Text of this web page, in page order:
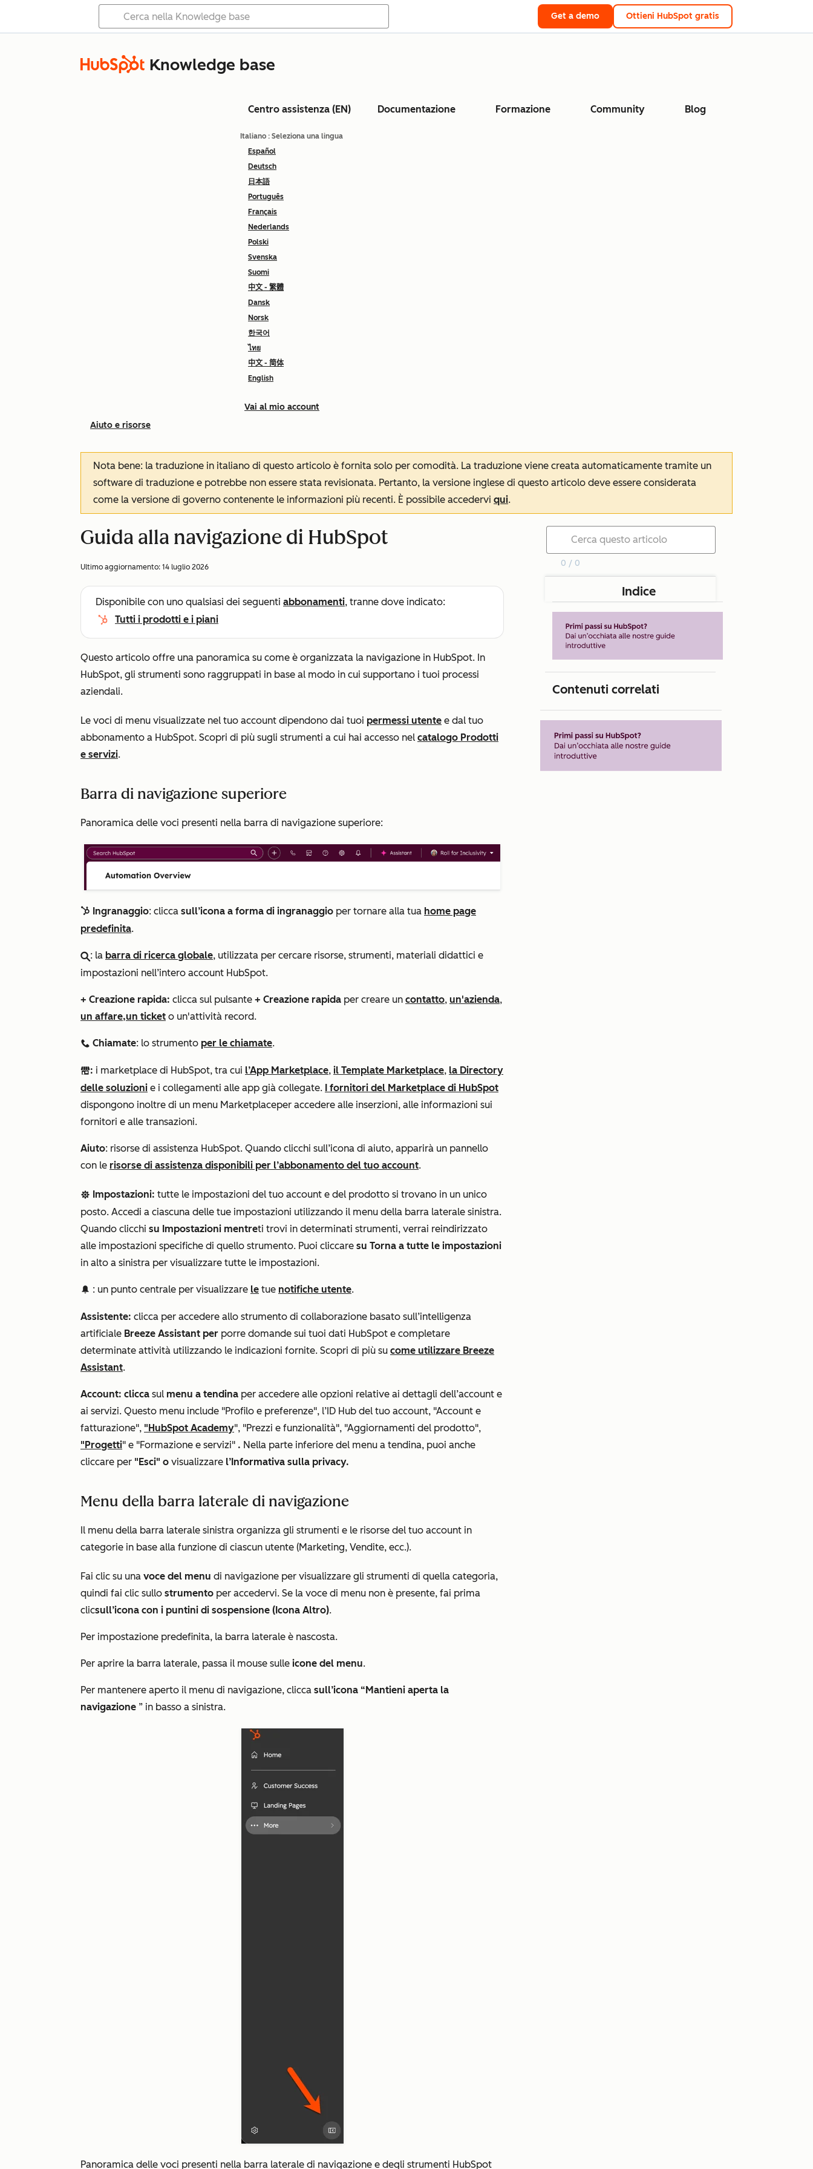
Get a demo Ottieni HubSpot gratis
Knowledge base
Centro assistenza (EN) Documentazione Formazione Community Blog
Italiano : Seleziona una lingua
Español
Deutsch
日本語
Português
Français
Nederlands
Polski
Svenska
Suomi
中文 - 繁體
Dansk
Norsk
한국어
ไทย
中文 - 简体
English
Vai al mio account
Aiuto e risorse
Nota bene: la traduzione in italiano di questo articolo è fornita solo per comodità. La traduzione viene creata automaticamente tramite un
software di traduzione e potrebbe non essere stata revisionata. Pertanto, la versione inglese di questo articolo deve essere considerata
come la versione di governo contenente le informazioni più recenti. È possibile accedervi qui.
Guida alla navigazione di HubSpot
Ultimo aggiornamento: 14 luglio 2026
Disponibile con uno qualsiasi dei seguenti abbonamenti, tranne dove indicato:
Tutti i prodotti e i piani
Questo articolo offre una panoramica su come è organizzata la navigazione in HubSpot. In
HubSpot, gli strumenti sono raggruppati in base al modo in cui supportano i tuoi processi
aziendali.
Le voci di menu visualizzate nel tuo account dipendono dai tuoi permessi utente e dal tuo
abbonamento a HubSpot. Scopri di più sugli strumenti a cui hai accesso nel catalogo Prodotti
e servizi.
Barra di navigazione superiore
Panoramica delle voci presenti nella barra di navigazione superiore:
sprocket Ingranaggio: clicca sull’icona a forma di ingranaggio per tornare alla tua home page
predefinita.
search : la barra di ricerca globale, utilizzata per cercare risorse, strumenti, materiali didattici e
impostazioni nell’intero account HubSpot.
+ Creazione rapida: clicca sul pulsante + Creazione rapida per creare un contatto, un'azienda,
un affare,un ticket o un'attività record.
calling Chiamate: lo strumento per le chiamate.
marketplace: i marketplace di HubSpot, tra cui l’App Marketplace, il Template Marketplace, la Directory
delle soluzioni e i collegamenti alle app già collegate. I fornitori del Marketplace di HubSpot
dispongono inoltre di un menu Marketplaceper accedere alle inserzioni, alle informazioni sui
fornitori e alle transazioni.
Aiuto: risorse di assistenza HubSpot. Quando clicchi sull’icona di aiuto, apparirà un pannello
con le risorse di assistenza disponibili per l’abbonamento del tuo account.
settingsSetting Impostazioni: tutte le impostazioni del tuo account e del prodotto si trovano in un unico
posto. Accedi a ciascuna delle tue impostazioni utilizzando il menu della barra laterale sinistra.
Quando clicchi su Impostazioni mentreti trovi in determinati strumenti, verrai reindirizzato
alle impostazioni specifiche di quello strumento. Puoi cliccare su Torna a tutte le impostazioni
in alto a sinistra per visualizzare tutte le impostazioni.
notification : un punto centrale per visualizzare le tue notifiche utente.
Assistente: clicca per accedere allo strumento di collaborazione basato sull’intelligenza
artificiale Breeze Assistant per porre domande sui tuoi dati HubSpot e completare
determinate attività utilizzando le indicazioni fornite. Scopri di più su come utilizzare Breeze
Assistant.
Account: clicca sul menu a tendina per accedere alle opzioni relative ai dettagli dell’account e
ai servizi. Questo menu include "Profilo e preferenze", l’ID Hub del tuo account, "Account e
fatturazione", "HubSpot Academy", "Prezzi e funzionalità", "Aggiornamenti del prodotto",
"Progetti" e "Formazione e servizi" . Nella parte inferiore del menu a tendina, puoi anche
cliccare per "Esci" o visualizzare l’Informativa sulla privacy.
Menu della barra laterale di navigazione
Il menu della barra laterale sinistra organizza gli strumenti e le risorse del tuo account in
categorie in base alla funzione di ciascun utente (Marketing, Vendite, ecc.).
Fai clic su una voce del menu di navigazione per visualizzare gli strumenti di quella categoria,
quindi fai clic sullo strumento per accedervi. Se la voce di menu non è presente, fai prima
clicsull’icona con i puntini di sospensione (Icona Altro).
Per impostazione predefinita, la barra laterale è nascosta.
Per aprire la barra laterale, passa il mouse sulle icone del menu.
Per mantenere aperto il menu di navigazione, clicca sull’icona “Mantieni aperta la
navigazione ” in basso a sinistra.
Panoramica delle voci presenti nella barra laterale di navigazione e degli strumenti HubSpot
0 / 0
Indice
Contenuti correlati